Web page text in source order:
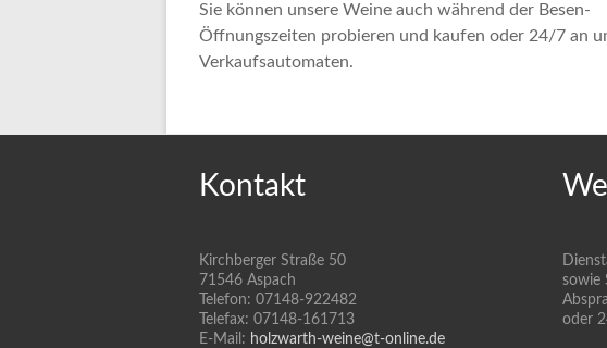
Sie können unsere Weine auch während der Besen-
Öffnungszeiten probieren und kaufen oder 24/7 an
Verkaufsautomaten.
Kontakt
Kirchberger Straße 50
71546 Aspach
Telefon: 07148-922482
Telefax: 07148-161713
E-Mail: holzwarth-weine@t-online.de
sowie
oder